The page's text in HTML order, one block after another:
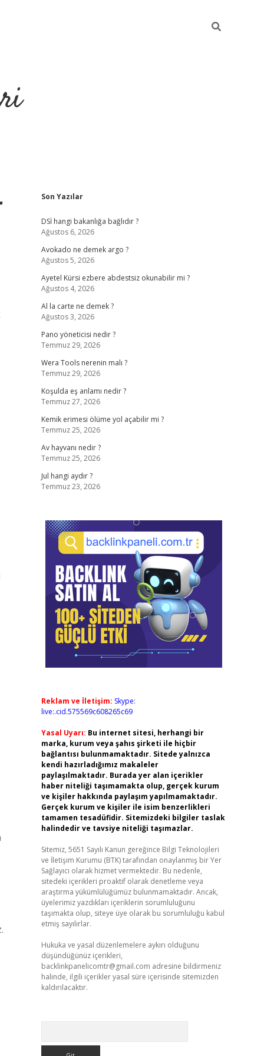
Sidebar
Son Yazılar
DSİ hangi bakanlığa bağlıdır ?
Ağustos 6, 2026
Avokado ne demek argo ?
Ağustos 5, 2026
Ayetel Kürsi ezbere abdestsiz okunabilir mi ?
Ağustos 4, 2026
Al la carte ne demek ?
Ağustos 3, 2026
Pano yöneticisi nedir ?
Temmuz 29, 2026
Wera Tools nerenin malı ?
Temmuz 29, 2026
Koşulda eş anlamı nedir ?
Temmuz 27, 2026
Kemik erimesi ölüme yol açabilir mi ?
Temmuz 25, 2026
Av hayvanı nedir ?
Temmuz 25, 2026
Jul hangi aydır ?
Temmuz 23, 2026
Reklam ve İletişim: Skype:
live:.cid.575569c608265c69
Yasal Uyarı: Bu internet sitesi, herhangi bir
marka, kurum veya şahıs şirketi ile hiçbir
bağlantısı bulunmamaktadır. Sitede yalnızca
kendi hazırladığımız makaleler
paylaşılmaktadır. Burada yer alan içerikler
haber niteliği taşımamakta olup, gerçek kurum
ve kişiler hakkında paylaşım yapılmamaktadır.
Gerçek kurum ve kişiler ile isim benzerlikleri
tamamen tesadüfidir. Sitemizdeki bilgiler taslak
halindedir ve tavsiye niteliği taşımazlar.
Sitemiz, 5651 Sayılı Kanun gereğince Bilgi Teknolojileri
ve İletişim Kurumu (BTK) tarafından onaylanmış bir Yer
Sağlayıcı olarak hizmet vermektedir. Bu nedenle,
sitedeki içerikleri proaktif olarak denetleme veya
araştırma yükümlülüğümüz bulunmamaktadır. Ancak,
üyelerimiz yazdıkları içeriklerin sorumluluğunu
taşımakta olup, siteye üye olarak bu sorumluluğu kabul
etmiş sayılırlar.
Hukuka ve yasal düzenlemelere aykırı olduğunu
düşündüğünüz içerikleri,
backlinkpanelicomtr@gmail.com adresine bildirmeniz
halinde, ilgili içerikler yasal süre içerisinde sitemizden
kaldırılacaktır.
https://hiltonbet-giris.com/